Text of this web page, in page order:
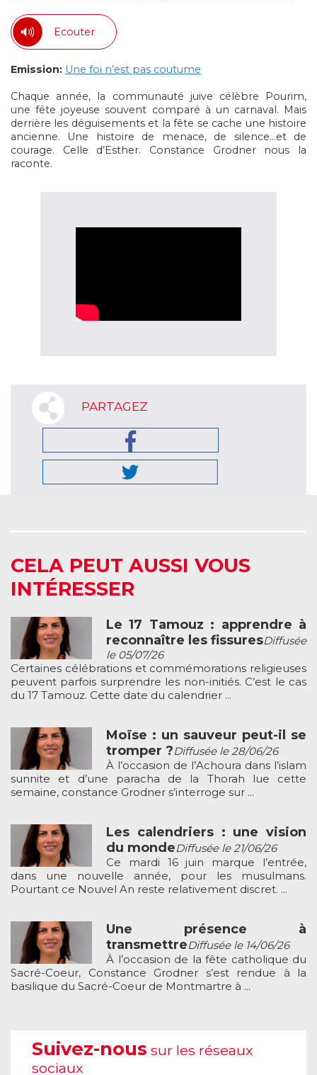
Ecouter
Emission: Une foi n’est pas coutume
Chaque année, la communauté juive célèbre Pourim,
une fête joyeuse souvent comparé à un carnaval. Mais
derrière les déguisements et la fête se cache une histoire
ancienne. Une histoire de menace, de silence…et de
courage. Celle d’Esther. Constance Grodner nous la
raconte.
PARTAGEZ
CELA PEUT AUSSI VOUS
INTÉRESSER
Le 17 Tamouz : apprendre à
reconnaître les fissuresDiffusée
le 05/07/26
Certaines célébrations et commémorations religieuses
peuvent parfois surprendre les non-initiés. C’est le cas
du 17 Tamouz. Cette date du calendrier ...
Moïse : un sauveur peut-il se
tromper ?Diffusée le 28/06/26
À l’occasion de l’Achoura dans l’islam
sunnite et d’une paracha de la Thorah lue cette
semaine, constance Grodner s’interroge sur ...
Les calendriers : une vision
du mondeDiffusée le 21/06/26
Ce mardi 16 juin marque l’entrée,
dans une nouvelle année, pour les musulmans.
Pourtant ce Nouvel An reste relativement discret. ...
Une présence à
transmettreDiffusée le 14/06/26
À l’occasion de la fête catholique du
Sacré-Coeur, Constance Grodner s’est rendue à la
basilique du Sacré-Coeur de Montmartre à ...
Suivez-nous sur les réseaux
sociaux